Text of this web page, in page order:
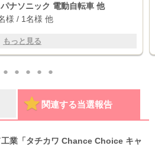
ナソニック 電動自転車 他
様 / 1名様 他
もっと見る
● ● ● ● ●
関連する当選報告
工業「タチカワ Chance Choice キャ